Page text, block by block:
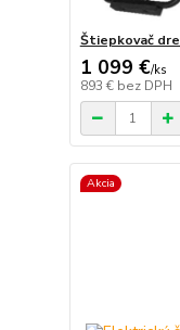
Štiepkovač
1 099 €/ks
893 € bez DPH
Akcia